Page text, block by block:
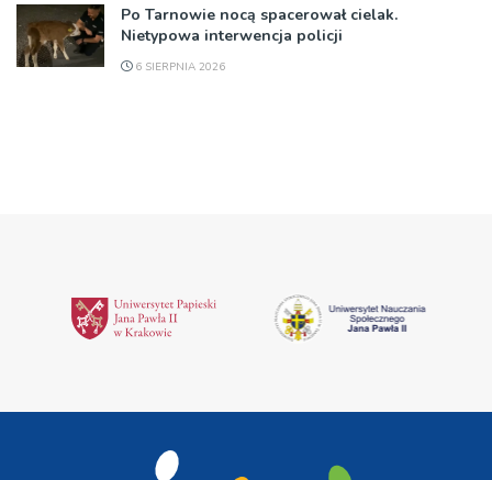
Po Tarnowie nocą spacerował cielak.
Nietypowa interwencja policji
6 SIERPNIA 2026